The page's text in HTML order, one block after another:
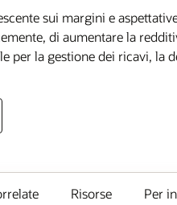
sui margini e
di aumentare la
per la gestione dei ricavi, la
Risorse Per